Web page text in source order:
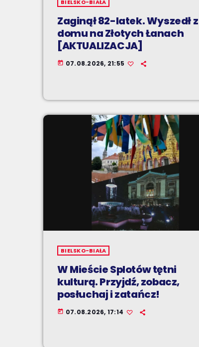
BIELSKO-BIAŁA
Zaginął 82-latek. Wyszedł z
domu na Złotych Łanach
[AKTUALIZACJA]
today 07.08.2026, 21:55
BIELSKO-BIAŁA
W Mieście Splotów tętni
kulturą. Przyjdź, zobacz,
posłuchaj i zatańcz!
today 07.08.2026, 17:14